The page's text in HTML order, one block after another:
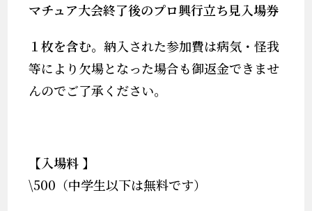
マチュア大会終了後のプロ興行立ち見入場券
１枚を含む。 納入された参加費は病気・怪我
等により欠場となった場合も御返金できませ
んのでご了承ください。
【入場料 】
\500（中学生以下は無料です）